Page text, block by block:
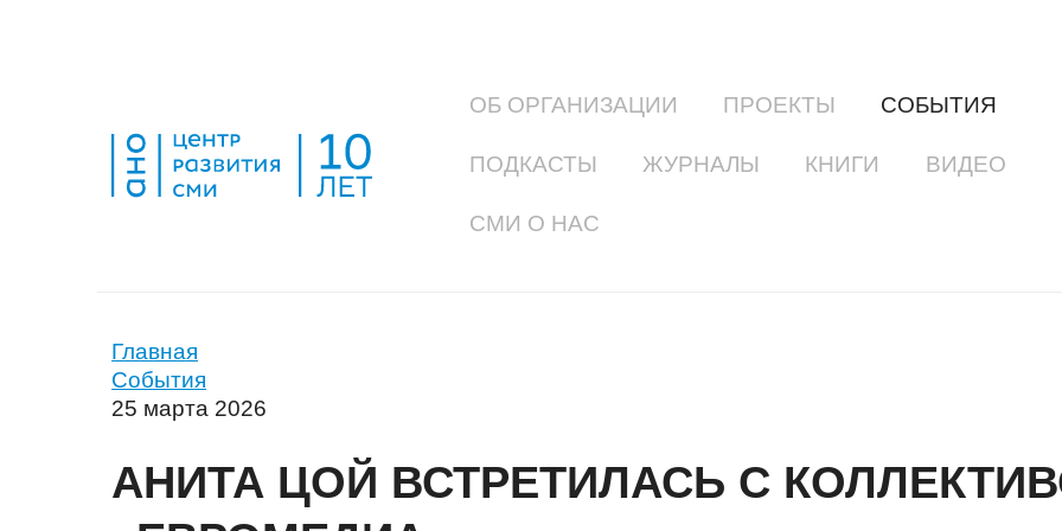
ОБ ОРГАНИЗАЦИИ ПРОЕКТЫ СОБЫТИЯ
ПОДКАСТЫ ЖУРНАЛЫ КНИГИ ВИДЕО
СМИ О НАС
Главная
События
25 марта 2026
АНИТА ЦОЙ ВСТРЕТИЛАСЬ С